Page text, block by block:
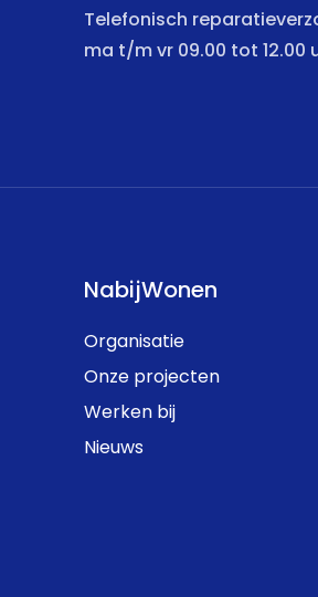
Telefonisch
ma t/m vr 09.00 tot 12.00
NabijWonen
Organisatie
Onze projecten
Werken bij
Nieuws